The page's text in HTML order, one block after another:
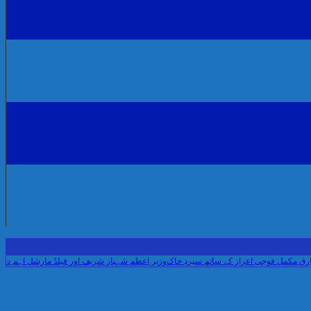
فوجی اعزاز کے ساتھ سپردِ خاکوزیر اعظم شہباز شریف اور فیلڈ مارشل اہم دورے پر